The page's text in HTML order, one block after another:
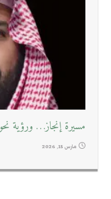
مسيرة إنجاز… ورؤية نحو
مارس 15, 2026